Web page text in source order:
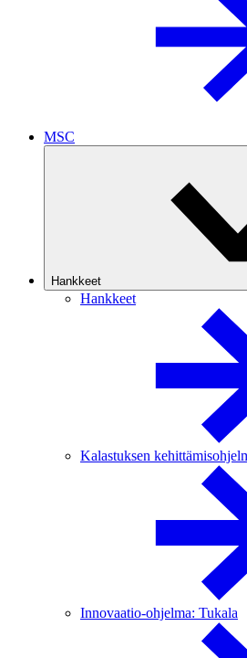
MSC
Hankkeet
Hankkeet
Kalastuksen
Innovaatio-ohjelma: Tukala